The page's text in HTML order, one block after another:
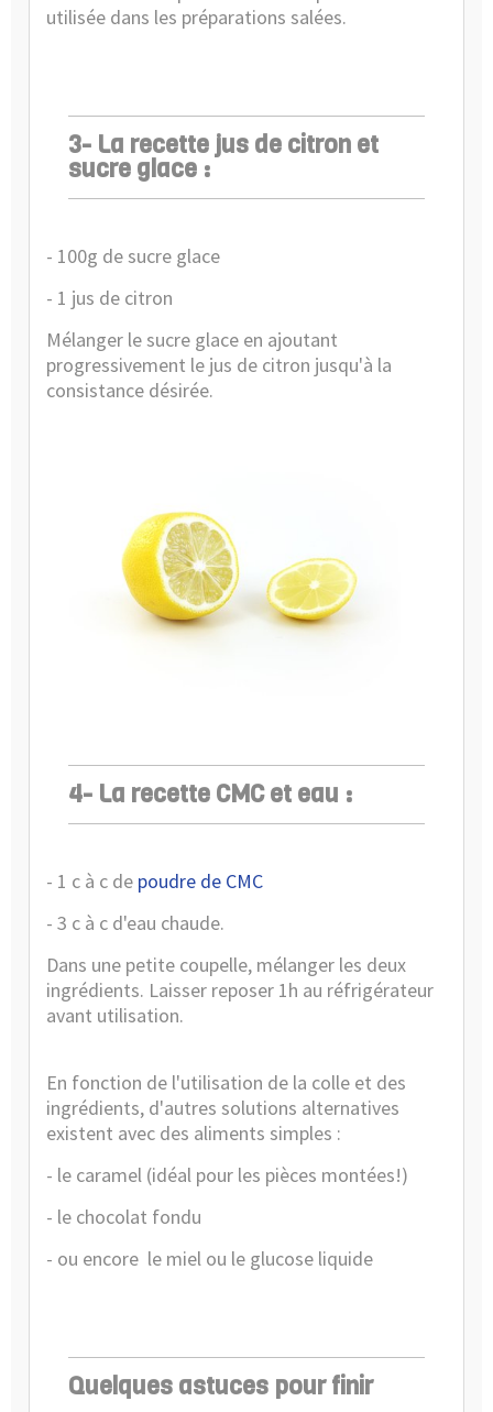
utilisée dans les préparations salées.
3- La recette jus de citron et
sucre glace :
- 100g de sucre glace
- 1 jus de citron
Mélanger le sucre glace en ajoutant
progressivement le jus de citron jusqu'à la
consistance désirée.
4- La recette CMC et eau :
- 1 c à c de poudre de CMC
- 3 c à c d'eau chaude.
Dans une petite coupelle, mélanger les deux
ingrédients. Laisser reposer 1h au réfrigérateur
avant utilisation.
En fonction de l'utilisation de la colle et des
ingrédients, d'autres solutions alternatives
existent avec des aliments simples :
- le caramel (idéal pour les pièces montées!)
- le chocolat fondu
- ou encore le miel ou le glucose liquide
Quelques astuces pour finir